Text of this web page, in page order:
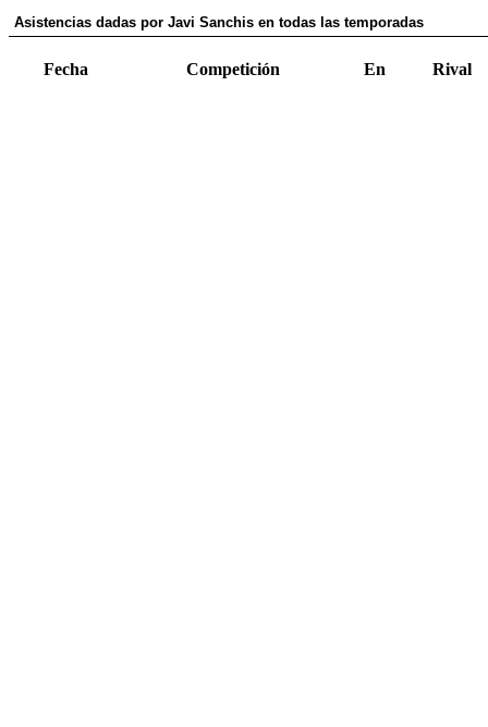
Asistencias dadas por Javi Sanchis en todas las temporadas
Fecha Competición En Rival